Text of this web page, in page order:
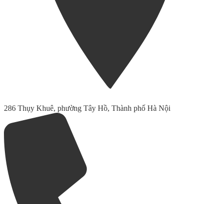
286 Thụy Khuê, phường Tây Hồ, Thành phố Hà Nội